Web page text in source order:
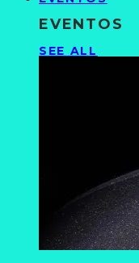
EVENTOS
SEE ALL